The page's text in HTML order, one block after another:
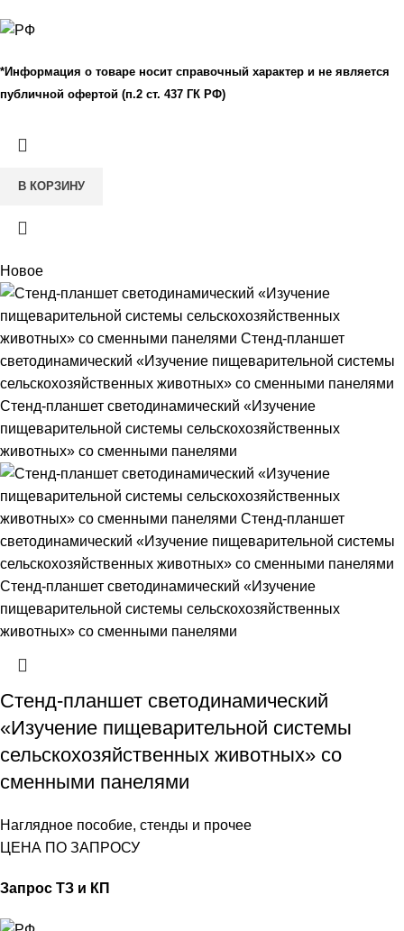
*Информация о товаре носит справочный характер и не является
публичной офертой (п.2 ст. 437 ГК РФ)
В КОРЗИНУ
Новое
Стенд-планшет светодинамический
«Изучение пищеварительной системы
сельскохозяйственных животных» со
сменными панелями
Наглядное пособие, стенды и прочее
ЦЕНА ПО ЗАПРОСУ
Запрос ТЗ и КП